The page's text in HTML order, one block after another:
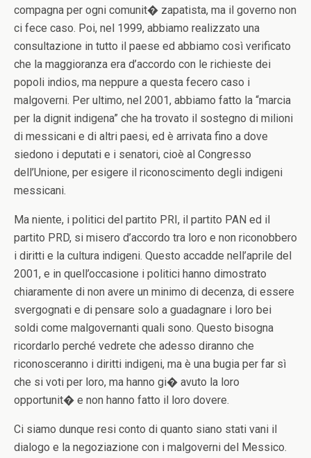
compagna per ogni comunit� zapatista, ma il governo non
ci fece caso. Poi, nel 1999, abbiamo realizzato una
consultazione in tutto il paese ed abbiamo così verificato
che la maggioranza era d’accordo con le richieste dei
popoli indios, ma neppure a questa fecero caso i
malgoverni. Per ultimo, nel 2001, abbiamo fatto la “marcia
per la dignit indigena” che ha trovato il sostegno di milioni
di messicani e di altri paesi, ed è arrivata fino a dove
siedono i deputati e i senatori, cioè al Congresso
dell’Unione, per esigere il riconoscimento degli indigeni
messicani.
Ma niente, i politici del partito PRI, il partito PAN ed il
partito PRD, si misero d’accordo tra loro e non riconobbero
i diritti e la cultura indigeni. Questo accadde nell’aprile del
2001, e in quell’occasione i politici hanno dimostrato
chiaramente di non avere un minimo di decenza, di essere
svergognati e di pensare solo a guadagnare i loro bei
soldi come malgovernanti quali sono. Questo bisogna
ricordarlo perché vedrete che adesso diranno che
riconosceranno i diritti indigeni, ma è una bugia per far sì
che si voti per loro, ma hanno gi� avuto la loro
opportunit� e non hanno fatto il loro dovere.
Ci siamo dunque resi conto di quanto siano stati vani il
dialogo e la negoziazione con i malgoverni del Messico.